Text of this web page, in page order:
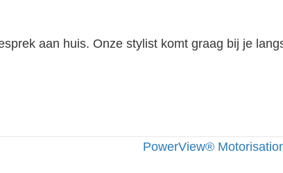
aan huis. Onze stylist komt graag bij je
PowerView®